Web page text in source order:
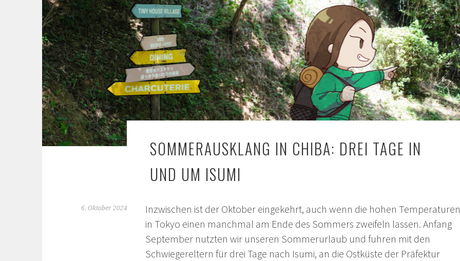
SOMMERAUSKLANG IN CHIBA: DREI TAGE IN
UND UM ISUMI
6. Oktober 2024
Inzwischen ist der Oktober eingekehrt, auch wenn die hohen Temperaturen
in Tokyo einen manchmal am Ende des Sommers zweifeln lassen. Anfang
September nutzten wir unseren Sommerurlaub und fuhren mit den
Schwiegereltern für drei Tage nach Isumi, an die Ostküste der Präfektur